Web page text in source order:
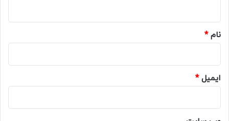
نام*
ایمیل*